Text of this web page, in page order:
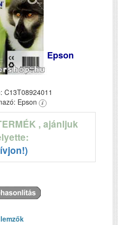
Epson
C13T08924011
Epson
, ajánljuk